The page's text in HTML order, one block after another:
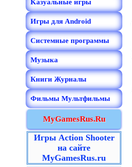
Kазуальные игры
Игры для Android
Системные программы
Музыка
Книги Журналы
Фильмы Мультфильмы
MyGamesRus.Ru
Игры Action Shooter
на сайте
MyGamesRus.ru